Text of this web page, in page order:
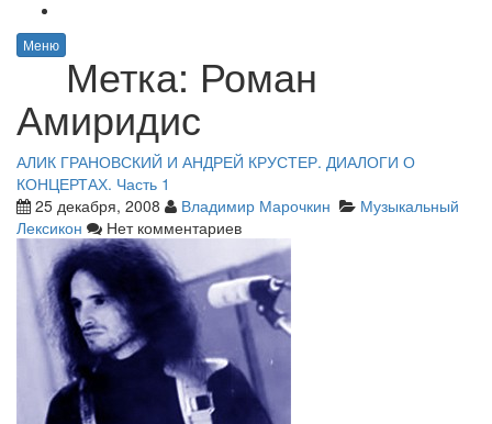
Меню
Метка: Роман
Амиридис
АЛИК ГРАНОВСКИЙ И АНДРЕЙ КРУСТЕР. ДИАЛОГИ О
КОНЦЕРТАХ. Часть 1
25 декабря, 2008
Владимир Марочкин
Музыкальный
Лексикон
Нет комментариев